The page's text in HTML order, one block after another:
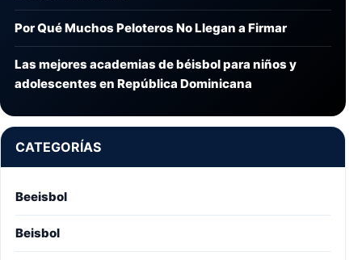
Por Qué Muchos Peloteros No Llegan a Firmar
Las mejores academias de béisbol para niños y
adolescentes en República Dominicana
CATEGORÍAS
Beeisbol
Beisbol